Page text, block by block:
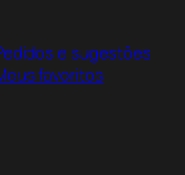
e sugestões
favoritos